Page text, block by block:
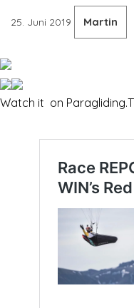
25. Juni 2019 Martin
Watch it on